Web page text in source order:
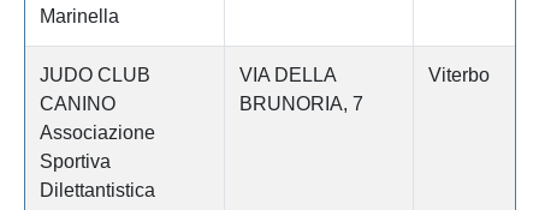
Marinella
JUDO CLUB
CANINO
Associazione
Sportiva
Dilettantistica
VIA DELLA
BRUNORIA, 7
Viterbo